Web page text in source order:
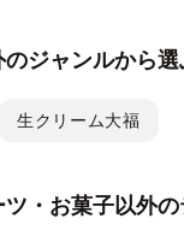
ジャンルから選
生クリーム大福
・お菓子以外